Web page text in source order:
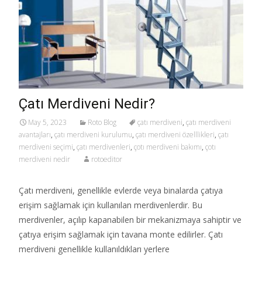
Çatı Merdiveni Nedir?
May 5, 2023 Roto Blog çatı merdiveni, çatı merdiveni
avantajları, çatı merdiveni kurulumu, çatı merdiveni özelllikleri, çatı
merdiveni seçimi, çatı merdivenleri, çotı merdiveni bakımı, çotı
merdiveni nedir
rotoeditor
Çatı merdiveni, genellikle evlerde veya binalarda çatıya
erişim sağlamak için kullanılan merdivenlerdir. Bu
merdivenler, açılıp kapanabilen bir mekanizmaya sahiptir ve
çatıya erişim sağlamak için tavana monte edilirler. Çatı
merdiveni genellikle kullanıldıkları yerlere